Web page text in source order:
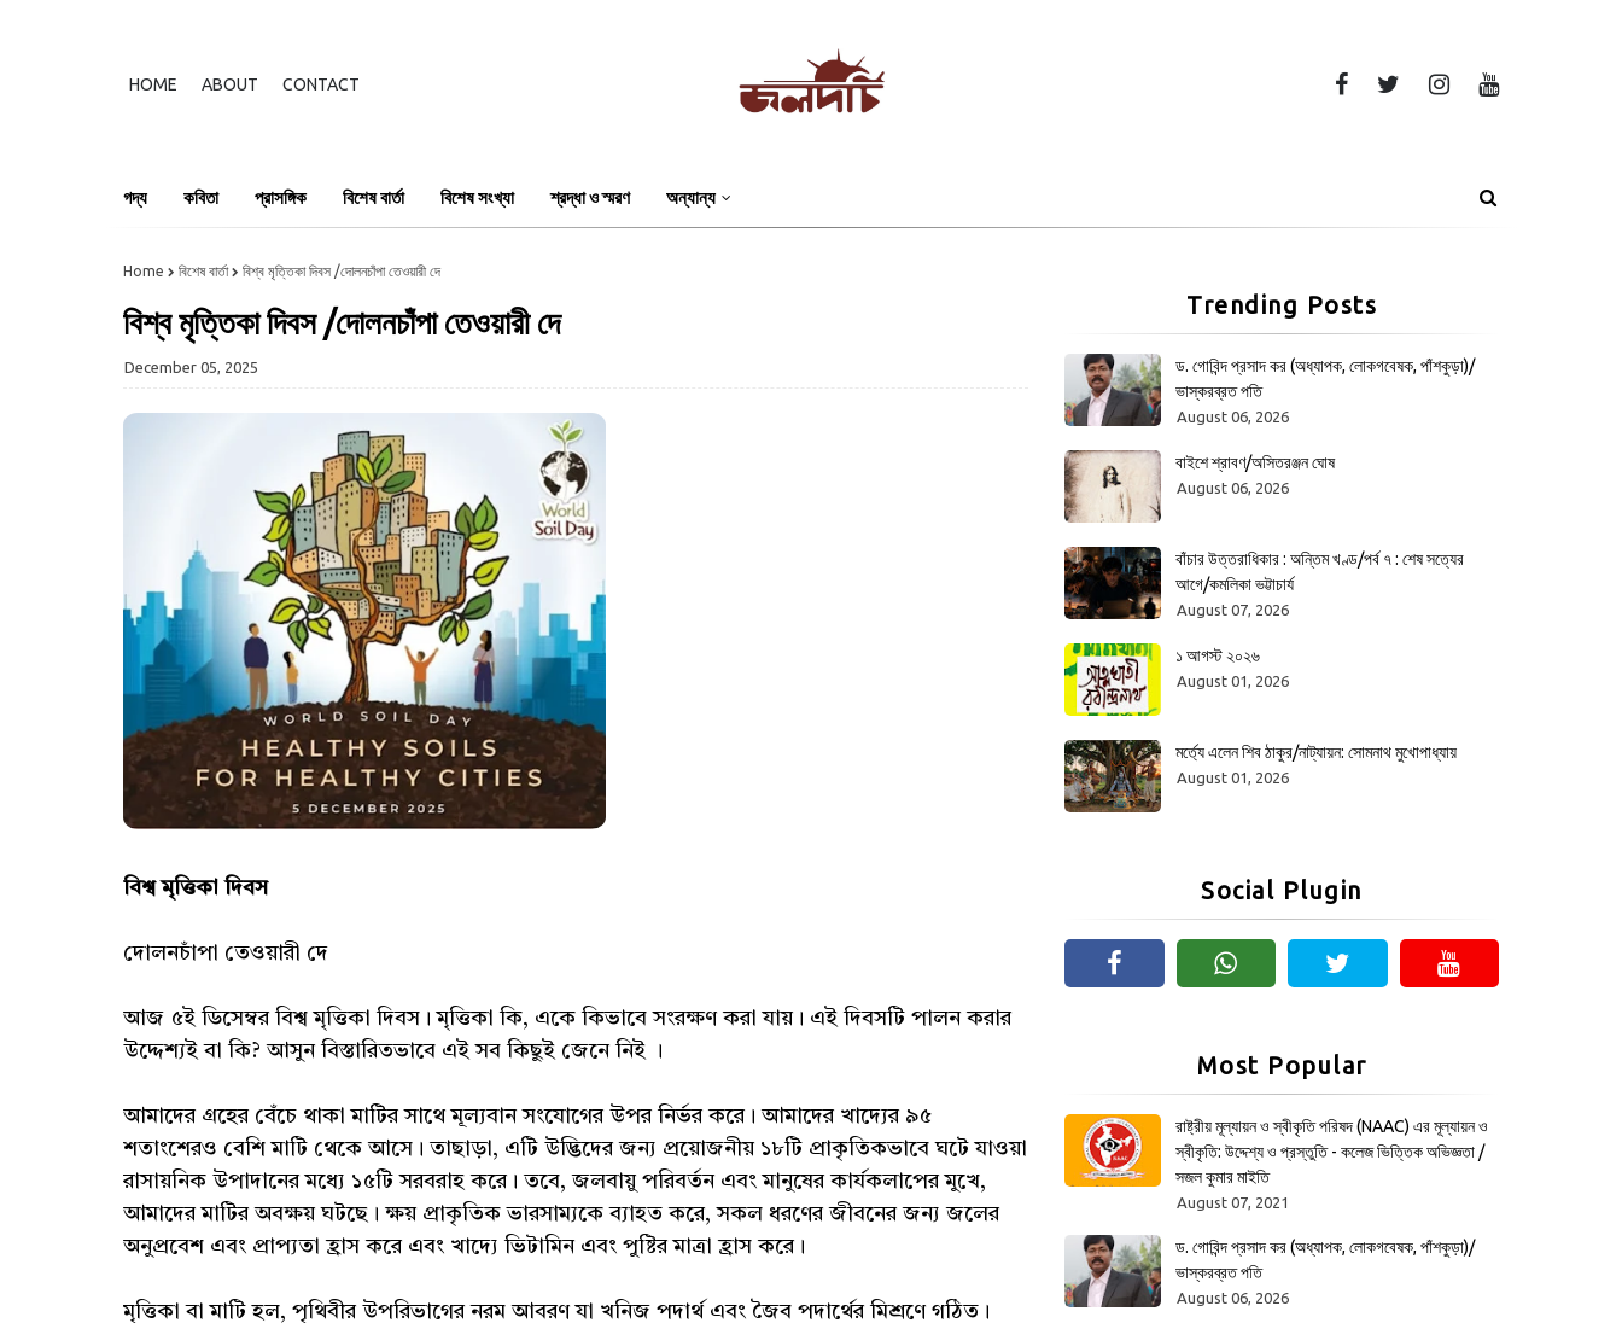
HOME ABOUT CONTACT
গদ্য কবিতা প্রাসঙ্গিক বিশেষ বার্তা বিশেষ সংখ্যা শ্রদ্ধা ও স্মরণ অন্যান্য
Home বিশেষ বার্তা বিশ্ব মৃত্তিকা দিবস /দোলনচাঁপা তেওয়ারী দে
বিশ্ব মৃত্তিকা দিবস /দোলনচাঁপা তেওয়ারী দে
December 05, 2025
বিশ্ব মৃত্তিকা দিবস
দোলনচাঁপা তেওয়ারী দে
আজ ৫ই ডিসেম্বর বিশ্ব মৃত্তিকা দিবস। মৃত্তিকা কি, একে কিভাবে সংরক্ষণ করা যায়। এই দিবসটি পালন করার
উদ্দেশ্যই বা কি? আসুন বিস্তারিতভাবে এই সব কিছুই জেনে নিই ।
আমাদের গ্রহের বেঁচে থাকা মাটির সাথে মূল্যবান সংযোগের উপর নির্ভর করে। আমাদের খাদ্যের ৯৫
শতাংশেরও বেশি মাটি থেকে আসে। তাছাড়া, এটি উদ্ভিদের জন্য প্রয়োজনীয় ১৮টি প্রাকৃতিকভাবে ঘটে যাওয়া
রাসায়নিক উপাদানের মধ্যে ১৫টি সরবরাহ করে। তবে, জলবায়ু পরিবর্তন এবং মানুষের কার্যকলাপের মুখে,
আমাদের মাটির অবক্ষয় ঘটছে। ক্ষয় প্রাকৃতিক ভারসাম্যকে ব্যাহত করে, সকল ধরণের জীবনের জন্য জলের
অনুপ্রবেশ এবং প্রাপ্যতা হ্রাস করে এবং খাদ্যে ভিটামিন এবং পুষ্টির মাত্রা হ্রাস করে।
মৃত্তিকা বা মাটি হল, পৃথিবীর উপরিভাগের নরম আবরণ যা খনিজ পদার্থ এবং জৈব পদার্থের মিশ্রণে গঠিত।
Trending Posts
ড. গোবিন্দ প্রসাদ কর (অধ্যাপক, লোকগবেষক, পাঁশকুড়া)/
ভাস্করব্রত পতি
August 06, 2026
বাইশে শ্রাবণ/অসিতরঞ্জন ঘোষ
August 06, 2026
বাঁচার উত্তরাধিকার : অন্তিম খণ্ড/পর্ব ৭ : শেষ সত্যের
আগে/কমলিকা ভট্টাচার্য
August 07, 2026
১ আগস্ট ২০২৬
August 01, 2026
মর্ত্যে এলেন শিব ঠাকুর/নাট্যায়ন: সোমনাথ মুখোপাধ্যায়
August 01, 2026
Social Plugin
Most Popular
রাষ্ট্রীয় মূল্যায়ন ও স্বীকৃতি পরিষদ (NAAC) এর মূল্যায়ন ও
স্বীকৃতি: উদ্দেশ্য ও প্রস্তুতি - কলেজ ভিত্তিক অভিজ্ঞতা /
সজল কুমার মাইতি
August 07, 2021
ড. গোবিন্দ প্রসাদ কর (অধ্যাপক, লোকগবেষক, পাঁশকুড়া)/
ভাস্করব্রত পতি
August 06, 2026